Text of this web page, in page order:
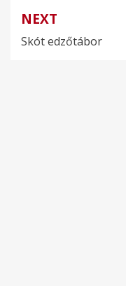
NEXT
Skót edzőtábor